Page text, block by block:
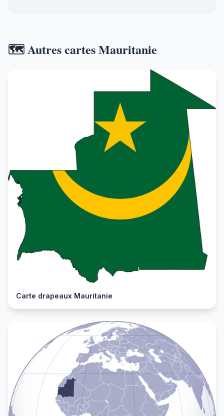
🗺️ Autres cartes Mauritanie
Carte drapeaux Mauritanie